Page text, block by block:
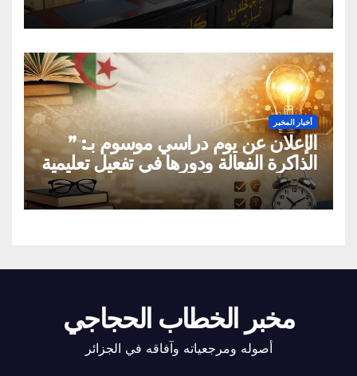
أخبار المخبر
الإعلان عن يوم دراسي موسوم بـ: ”
الذاكرة الفعالة ودورها في تفعيل تعليمية
القراءة السريعة والقراءة التصويرية”
مخبر الخطاب الحجاجي
أصوله ومرجعياته وآفاقه في الجزائر